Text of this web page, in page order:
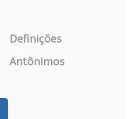
Definições
Antônimos